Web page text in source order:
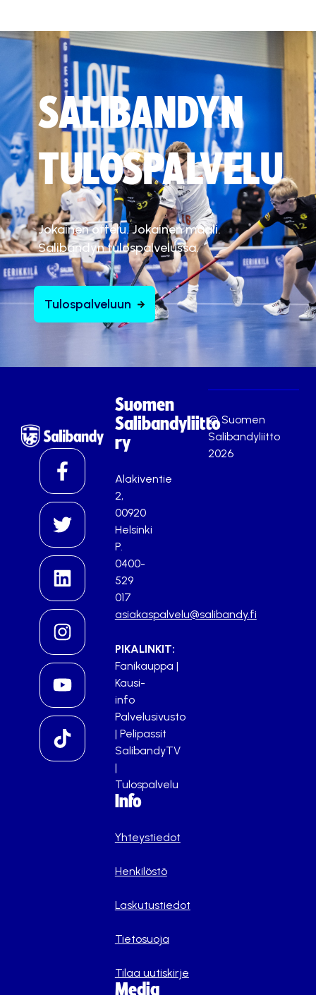
SALIBANDYN
TULOSPALVELU
Jokainen ottelu. Jokainen maali.
Salibandyn tulospalvelussa.
Tulospalveluun
Suomen
Salibandyliitto
ry
Alakiventie
2,
00920
Helsinki
P.
0400-
529
017
asiakaspalvelu@salibandy.fi
PIKALINKIT:
Fanikauppa |
Kausi-
info
Palvelusivusto
| Pelipassit
SalibandyTV
|
Tulospalvelu
Info
Yhteystiedot
Henkilöstö
Laskutustiedot
Tietosuoja
Tilaa uutiskirje
Media
© Suomen
Salibandyliitto
2026